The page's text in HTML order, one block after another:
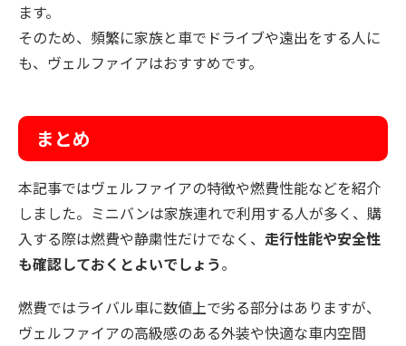
ます。
そのため、頻繁に家族と車でドライブや遠出をする人に
も、ヴェルファイアはおすすめです。
まとめ
本記事ではヴェルファイアの特徴や燃費性能などを紹介
しました。ミニバンは家族連れで利用する人が多く、購
入する際は燃費や静粛性だけでなく、 走行性能や安全性
も確認しておくとよいでしょう。
燃費ではライバル車に数値上で劣る部分はありますが、
ヴェルファイアの高級感のある外装や快適な車内空間